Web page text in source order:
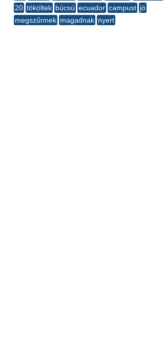
20 tököltek búcsú ecuador campust jó
megszűnnek magadnak nyert